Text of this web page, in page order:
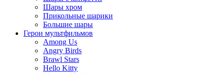
Шары хром
Прикольные шарики
Большие шары
Герои мультфильмов
Among Us
Angry Birds
Brawl Stars
Hello Kitty